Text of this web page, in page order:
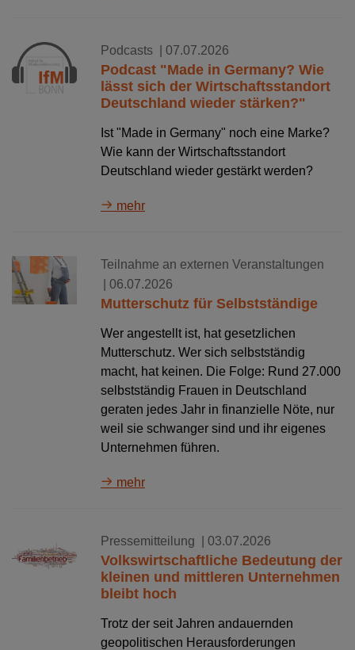
Podcasts | 07.07.2026
Podcast "Made in Germany? Wie
lässt sich der Wirtschaftsstandort
Deutschland wieder stärken?"
Ist "Made in Germany" noch eine Marke?
Wie kann der Wirtschaftsstandort
Deutschland wieder gestärkt werden?
mehr
Teilnahme an externen Veranstaltungen
| 06.07.2026
Mutterschutz für Selbstständige
Wer angestellt ist, hat gesetzlichen
Mutterschutz. Wer sich selbstständig
macht, hat keinen. Die Folge: Rund 27.000
selbstständig Frauen in Deutschland
geraten jedes Jahr in finanzielle Nöte, nur
weil sie schwanger sind und ihr eigenes
Unternehmen führen.
mehr
Pressemitteilung | 03.07.2026
Volkswirtschaftliche Bedeutung der
kleinen und mittleren Unternehmen
bleibt hoch
Trotz der seit Jahren andauernden
geopolitischen Herausforderungen